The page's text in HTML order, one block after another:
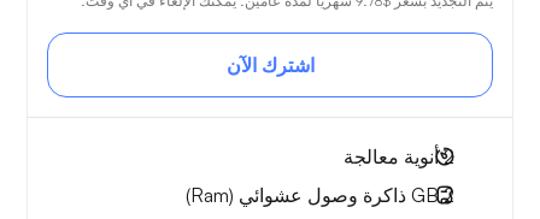
اشترك الآن
2أنوية معالجة
2 GB
ذاكرة وصول عشوائي (Ram)